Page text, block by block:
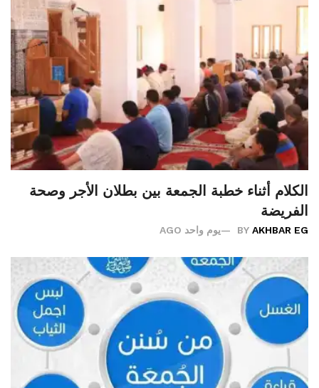
الكلام أثناء خطبة الجمعة بين بطلان الأجر وصحة
الفريضة
BY AKHBAR EG يوم واحد AGO